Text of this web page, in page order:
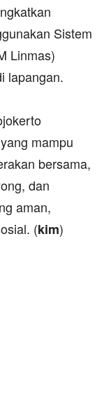
Sistem
Linmas)
lapangan.
mampu
bersama,
dan
aman,
(kim)